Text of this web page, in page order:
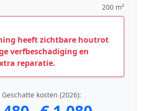
200 m²
heeft zichtbare houtrot
verfbeschadiging en
reparatie.
Geschatte kosten (2026):